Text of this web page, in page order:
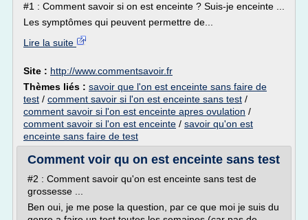
#1 : Comment savoir si on est enceinte ? Suis-je enceinte ...
Les symptômes qui peuvent permettre de...
Lire la suite
Site : http://www.commentsavoir.fr
Thèmes liés : savoir que l'on est enceinte sans faire de
test / comment savoir si l'on est enceinte sans test /
comment savoir si l'on est enceinte apres ovulation /
comment savoir si l'on est enceinte / savoir qu'on est
enceinte sans faire de test
Comment voir qu on est enceinte sans test
#2 : Comment savoir qu'on est enceinte sans test de
grossesse ...
Ben oui, je me pose la question, par ce que moi je suis du